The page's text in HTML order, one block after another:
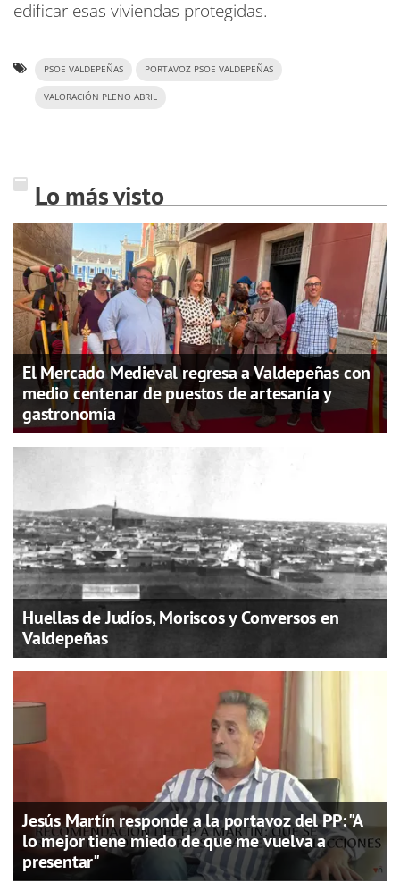
edificar esas viviendas protegidas.
PSOE VALDEPEÑAS PORTAVOZ PSOE VALDEPEÑAS
VALORACIÓN PLENO ABRIL
Lo más visto
El Mercado Medieval regresa a Valdepeñas con
medio centenar de puestos de artesanía y
gastronomía
Huellas de Judíos, Moriscos y Conversos en
Valdepeñas
Jesús Martín responde a la portavoz del PP: "A
lo mejor tiene miedo de que me vuelva a
presentar"